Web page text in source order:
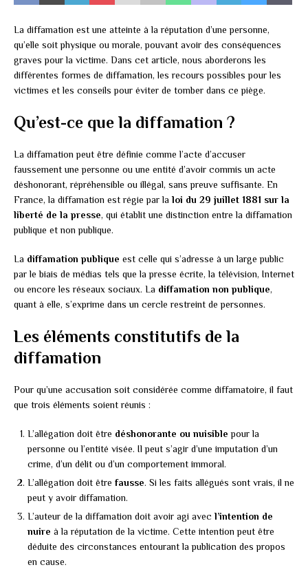
La diffamation est une atteinte à la réputation d’une personne,
qu’elle soit physique ou morale, pouvant avoir des conséquences
graves pour la victime. Dans cet article, nous aborderons les
différentes formes de diffamation, les recours possibles pour les
victimes et les conseils pour éviter de tomber dans ce piège.
Qu’est-ce que la diffamation ?
La diffamation peut être définie comme l’acte d’accuser
faussement une personne ou une entité d’avoir commis un acte
déshonorant, répréhensible ou illégal, sans preuve suffisante. En
France, la diffamation est régie par la loi du 29 juillet 1881 sur la
liberté de la presse, qui établit une distinction entre la diffamation
publique et non publique.
La diffamation publique est celle qui s’adresse à un large public
par le biais de médias tels que la presse écrite, la télévision, Internet
ou encore les réseaux sociaux. La diffamation non publique,
quant à elle, s’exprime dans un cercle restreint de personnes.
Les éléments constitutifs de la
diffamation
Pour qu’une accusation soit considérée comme diffamatoire, il faut
que trois éléments soient réunis :
L’allégation doit être déshonorante ou nuisible pour la
personne ou l’entité visée. Il peut s’agir d’une imputation d’un
crime, d’un délit ou d’un comportement immoral.
L’allégation doit être fausse. Si les faits allégués sont vrais, il ne
peut y avoir diffamation.
L’auteur de la diffamation doit avoir agi avec l’intention de
nuire à la réputation de la victime. Cette intention peut être
déduite des circonstances entourant la publication des propos
en cause.